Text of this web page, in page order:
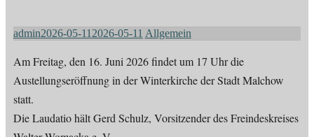
admin2026-05-11 2026-05-11 Allgemein
Am Freitag, den 16. Juni 2026 findet um 17 Uhr die
Austellungseröffnung in der Winterkirche der Stadt Malchow
statt.
Die Laudatio hält Gerd Schulz, Vorsitzender des Freindeskreises